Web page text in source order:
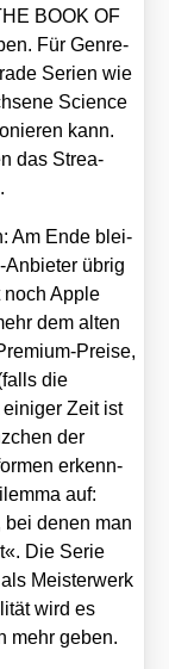
BOOK OF
Für Gen­re-
Seri­en wie
Sci­ence
kann.
das Strea­
Am Ende blei­
Anbie­ter übrig
Apple
dem alten
Prei­se,
die
Zeit ist
der
erkenn­
auf:
denen man
Die Serie
Meis­ter­werk
wird es
mehr geben.